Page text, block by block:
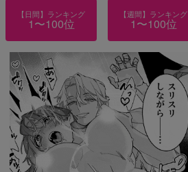
【日間】ランキング
1〜100位
【週間】ランキング
1〜100位